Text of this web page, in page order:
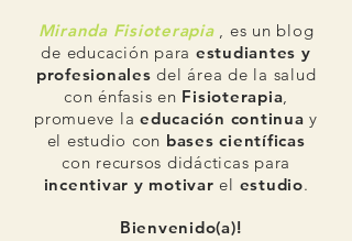
Miranda Fisioterapia , es un blog
de educación para estudiantes y
profesionales del área de la salud
con énfasis en Fisioterapia,
promueve la educación continua y
el estudio con bases científicas
con recursos didácticas para
incentivar y motivar el estudio.
Bienvenido(a)!